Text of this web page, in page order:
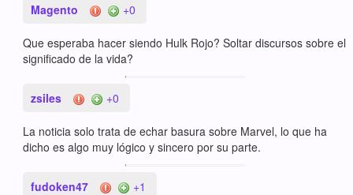
Magento
+0
Que esperaba hacer siendo Hulk Rojo? Soltar discursos sobre el
significado de la vida?
zsiles +0
La noticia solo trata de echar basura sobre Marvel, lo que ha
dicho es algo muy lógico y sincero por su parte.
fudoken47 +1